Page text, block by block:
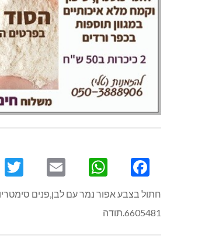
Facebook
WhatsApp
Email
6605481.תודה